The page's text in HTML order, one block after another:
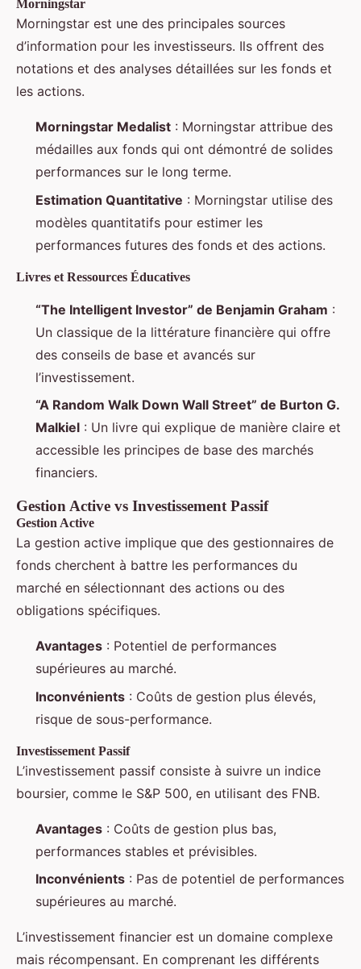
Morningstar
Morningstar est une des principales sources
d’information pour les investisseurs. Ils offrent des
notations et des analyses détaillées sur les fonds et
les actions.
Morningstar Medalist : Morningstar attribue des
médailles aux fonds qui ont démontré de solides
performances sur le long terme.
Estimation Quantitative : Morningstar utilise des
modèles quantitatifs pour estimer les
performances futures des fonds et des actions.
Livres et Ressources Éducatives
“The Intelligent Investor” de Benjamin Graham :
Un classique de la littérature financière qui offre
des conseils de base et avancés sur
l’investissement.
“A Random Walk Down Wall Street” de Burton G.
Malkiel : Un livre qui explique de manière claire et
accessible les principes de base des marchés
financiers.
Gestion Active vs Investissement Passif
Gestion Active
La gestion active implique que des gestionnaires de
fonds cherchent à battre les performances du
marché en sélectionnant des actions ou des
obligations spécifiques.
Avantages : Potentiel de performances
supérieures au marché.
Inconvénients : Coûts de gestion plus élevés,
risque de sous-performance.
Investissement Passif
L’investissement passif consiste à suivre un indice
boursier, comme le S&P 500, en utilisant des FNB.
Avantages : Coûts de gestion plus bas,
performances stables et prévisibles.
Inconvénients : Pas de potentiel de performances
supérieures au marché.
L’investissement financier est un domaine complexe
mais récompensant. En comprenant les différents